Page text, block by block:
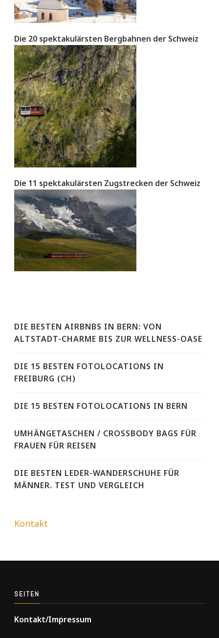
Die 20 spektakulärsten Bergbahnen der Schweiz
Die 11 spektakulärsten Zugstrecken der Schweiz
DIE BESTEN AIRBNBS IN BERN: VON
ALTSTADT-CHARME BIS ZUR WELLNESS-OASE
DIE 15 BESTEN FOTOLOCATIONS IN
FREIBURG (CH)
DIE 15 BESTEN FOTOLOCATIONS IN BERN
UMHÄNGETASCHEN / CROSSBODY BAGS FÜR
FRAUEN FÜR REISEN
DIE BESTEN LEDER-WANDERSCHUHE FÜR
MÄNNER. TEST UND VERGLEICH
Kontakt
SEITEN
Kontakt/Impressum